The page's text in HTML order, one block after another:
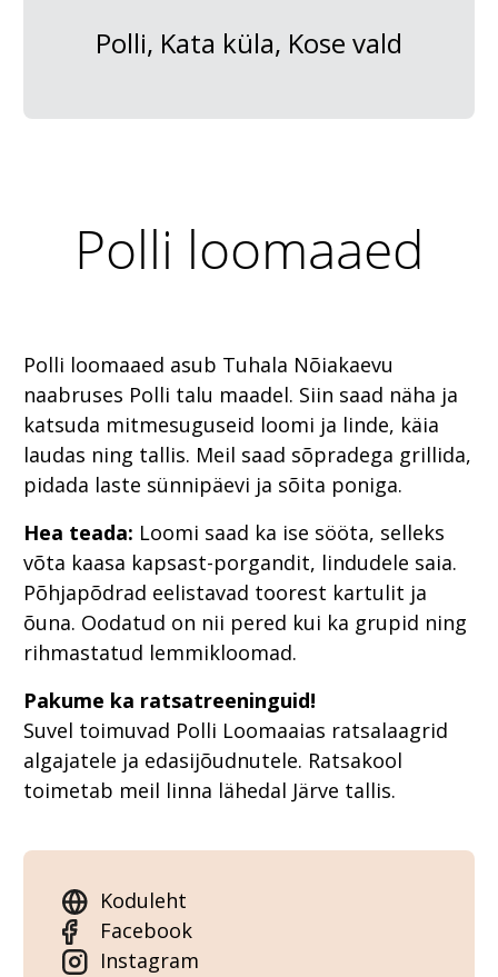
Polli, Kata küla, Kose vald
Polli loomaaed
Polli loomaaed asub Tuhala Nõiakaevu
naabruses Polli talu maadel. Siin saad näha ja
katsuda mitmesuguseid loomi ja linde, käia
laudas ning tallis. Meil saad sõpradega grillida,
pidada laste sünnipäevi ja sõita poniga.
Hea teada: Loomi saad ka ise sööta, selleks
võta kaasa kapsast-porgandit, lindudele saia.
Põhjapõdrad eelistavad toorest kartulit ja
õuna. Oodatud on nii pered kui ka grupid ning
rihmastatud lemmikloomad.
Pakume ka ratsatreeninguid!
Suvel toimuvad Polli Loomaaias ratsalaagrid
algajatele ja edasijõudnutele. Ratsakool
toimetab meil linna lähedal Järve tallis.
Koduleht
Facebook
Instagram